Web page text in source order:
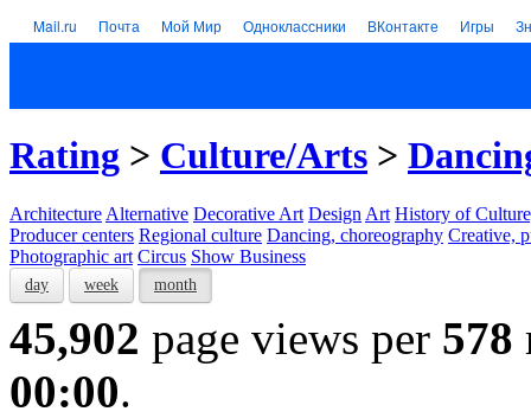
Mail.ru Почта Мой Мир Одноклассники ВКонтакте Игры
Rating > Culture/Arts >
Architecture Alternative Decorative Art Design Art History of
Producer centers Regional culture Dancing, choreography Creative,
Photographic art Circus Show Business
day week month
45,902 page views per 578
00:00.